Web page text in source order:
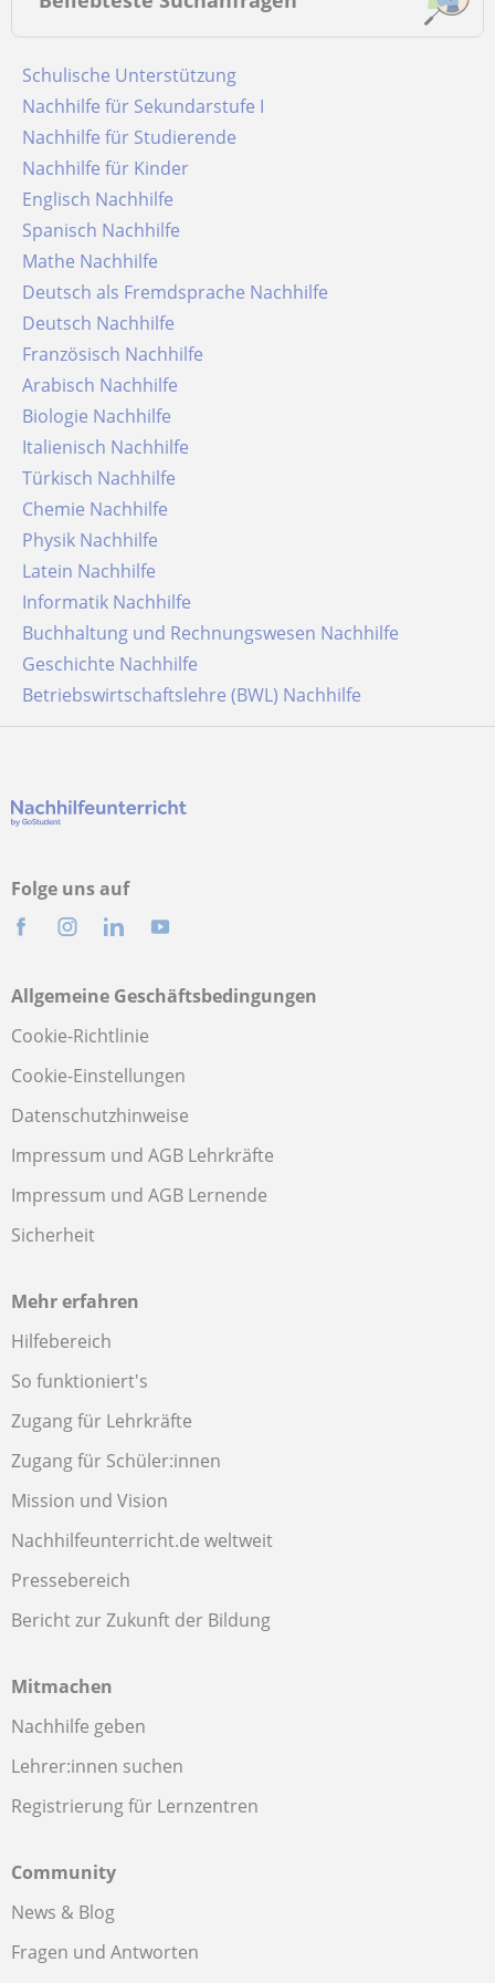
Schulische Unterstützung
Nachhilfe für Sekundarstufe I
Nachhilfe für Studierende
Nachhilfe für Kinder
Englisch Nachhilfe
Spanisch Nachhilfe
Mathe Nachhilfe
Deutsch als Fremdsprache Nachhilfe
Deutsch Nachhilfe
Französisch Nachhilfe
Arabisch Nachhilfe
Biologie Nachhilfe
Italienisch Nachhilfe
Türkisch Nachhilfe
Chemie Nachhilfe
Physik Nachhilfe
Latein Nachhilfe
Informatik Nachhilfe
Buchhaltung und Rechnungswesen Nachhilfe
Geschichte Nachhilfe
Betriebswirtschaftslehre (BWL) Nachhilfe
Folge uns auf
Allgemeine Geschäftsbedingungen
Cookie-Richtlinie
Cookie-Einstellungen
Datenschutzhinweise
Impressum und AGB Lehrkräfte
Impressum und AGB Lernende
Sicherheit
Mehr erfahren
Hilfebereich
So funktioniert's
Zugang für Lehrkräfte
Zugang für Schüler:innen
Mission und Vision
Nachhilfeunterricht.de weltweit
Pressebereich
Bericht zur Zukunft der Bildung
Mitmachen
Nachhilfe geben
Lehrer:innen suchen
Registrierung für Lernzentren
Community
News & Blog
Fragen und Antworten